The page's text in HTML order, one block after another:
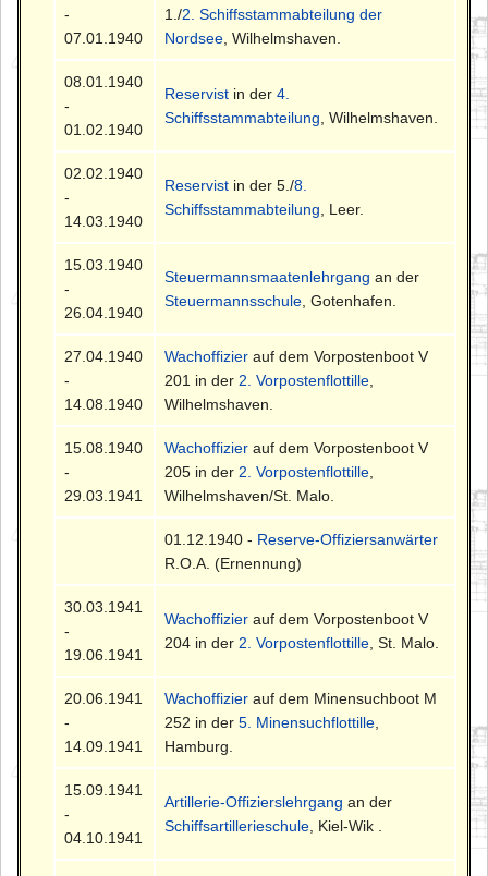
-
07.01.1940
1./2. Schiffsstammabteilung der
Nordsee , Wilhelmshaven.
08.01.1940
-
01.02.1940
Reservist in der4.
Schiffsstammabteilung , Wilhelmshaven.
02.02.1940
-
14.03.1940
Reservist in der 5./8.
Schiffsstammabteilung , Leer.
15.03.1940
-
26.04.1940
Steuermannsmaatenlehrgang an der
Steuermannsschule , Gotenhafen.
27.04.1940
-
14.08.1940
Wachoffizier auf dem Vorpostenboot V
201 in der 2. Vorpostenflottille
Wilhelmshaven.
15.08.1940
-
29.03.1941
Wachoffizier auf dem Vorpostenboot V
205 in der 2. Vorpostenflottille
Wilhelmshaven/St. Malo.
01.12.1940 - Reserve-Offiziersanwärter
R.O.A. (Ernennung)
30.03.1941
-
19.06.1941
Wachoffizier auf dem Vorpostenboot V
204 in der 2. Vorpostenflottille , St. Malo.
20.06.1941
-
14.09.1941
Wachoffizier auf dem Minensuchboot M
252 in der5. Minensuchflottille
Hamburg.
15.09.1941
-
04.10.1941
Artillerie-Offizierslehrgang an der
Schiffsartillerieschule , Kiel-Wik .